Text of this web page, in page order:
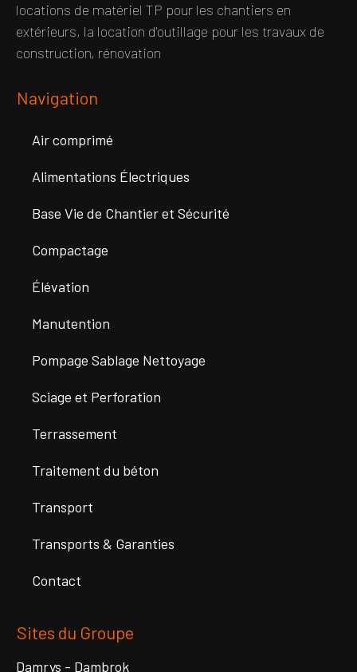
locations de matériel TP pour les chantiers en
extérieurs, la location d'outillage pour les travaux de
construction, rénovation
Navigation
Air comprimé
Alimentations Électriques
Base Vie de Chantier et Sécurité
Compactage
Élévation
Manutention
Pompage Sablage Nettoyage
Sciage et Perforation
Terrassement
Traitement du béton
Transport
Transports & Garanties
Contact
Sites du Groupe
Damrys - Dambrok